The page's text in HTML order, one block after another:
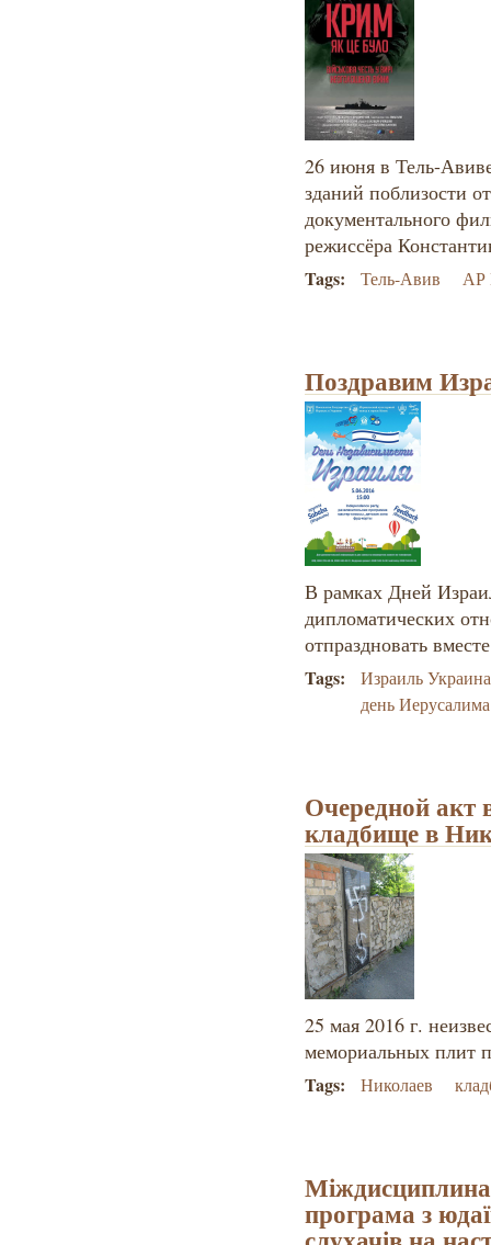
26 июня в Тель-
зданий поблизости
документального
режиссёра
Tags: Тель-Авив АР
Поздравим
В рамках Дней
дипломатических
отпраздновать
Tags:
Израиль Украина
день Иерусалима
Очередной акт
кладбище в
25 мая 2016 г.
мемориальных плит
Tags: Николаев
програма з